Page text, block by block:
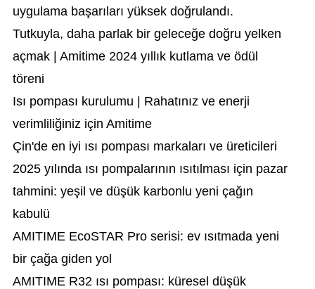
uygulama başarıları yüksek doğrulandı.
Tutkuyla, daha parlak bir geleceğe doğru yelken
açmak | Amitime 2024 yıllık kutlama ve ödül
töreni
Isı pompası kurulumu | Rahatınız ve enerji
verimliliğiniz için Amitime
Çin'de en iyi ısı pompası markaları ve üreticileri
2025 yılında ısı pompalarının ısıtılması için pazar
tahmini: yeşil ve düşük karbonlu yeni çağın
kabulü
AMITIME EcoSTAR Pro serisi: ev ısıtmada yeni
bir çağa giden yol
AMITIME R32 ısı pompası: küresel düşük